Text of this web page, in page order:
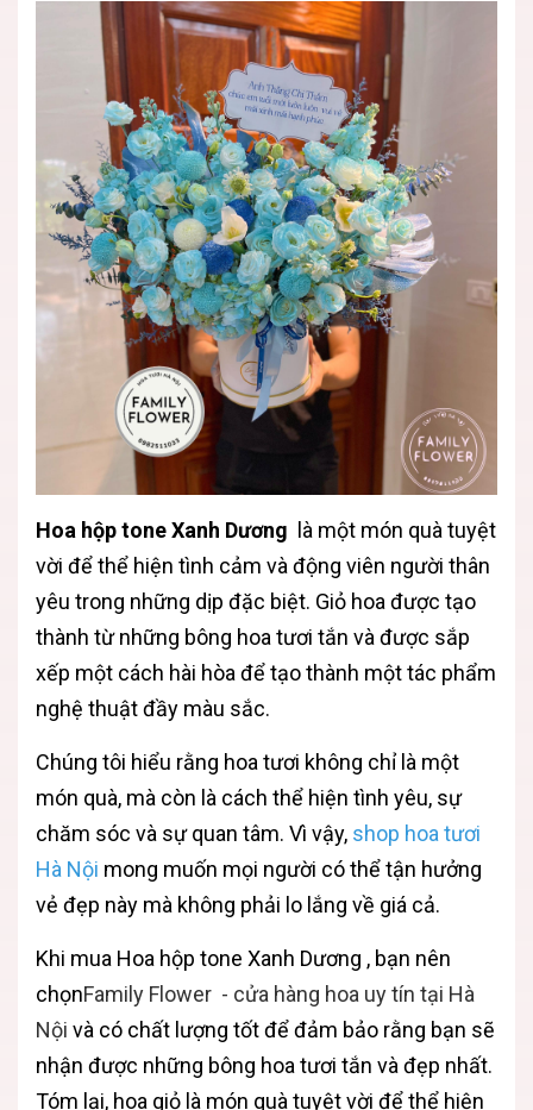
Hoa hộp tone Xanh Dương
là một món quà tuyệt
vời để thể hiện tình cảm và động viên người thân
yêu trong những dịp đặc biệt. Giỏ hoa được tạo
thành từ những bông hoa tươi tắn và được sắp
xếp một cách hài hòa để tạo thành một tác phẩm
nghệ thuật đầy màu sắc.
Chúng tôi hiểu rằng hoa tươi không chỉ là một
món quà, mà còn là cách thể hiện tình yêu, sự
chăm sóc và sự quan tâm. Vì vậy, shop hoa tươi
Hà Nội mong muốn mọi người có thể tận hưởng
vẻ đẹp này mà không phải lo lắng về giá cả.
Khi mua Hoa hộp tone Xanh Dương , bạn nên
chọnFamily Flower - cửa hàng hoa uy tín tại Hà
Nội và có chất lượng tốt để đảm bảo rằng bạn sẽ
nhận được những bông hoa tươi tắn và đẹp nhất.
Tóm lại, hoa giỏ là món quà tuyệt vời để thể hiện